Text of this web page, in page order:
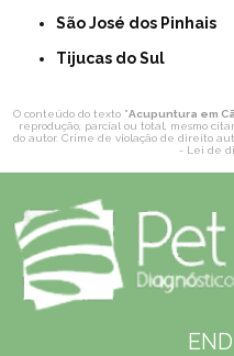
São José dos Pinhais
Tijucas do Sul
O conteúdo do texto "Acupuntura em
reprodução, parcial ou total, mesmo
do autor. Crime de violação de direito
- Lei de